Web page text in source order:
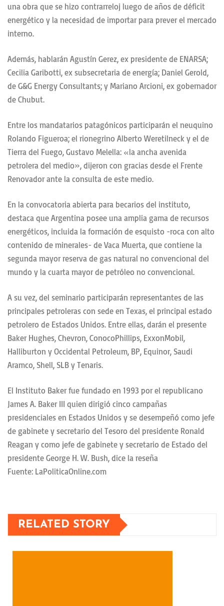
una obra que se hizo contrarreloj luego de años de déficit
energético y la necesidad de importar para prever el mercado
interno.
Además, hablarán Agustín Gerez, ex presidente de ENARSA;
Cecilia Garibotti, ex subsecretaria de energía; Daniel Gerold,
de G&G Energy Consultants; y Mariano Arcioni, ex gobernador
de Chubut.
Entre los mandatarios patagónicos participarán el neuquino
Rolando Figueroa; el rionegrino Alberto Weretilneck y el de
Tierra del Fuego, Gustavo Melella: «la ancha avenida
petrolera del medio», dijeron con gracias desde el Frente
Renovador ante la consulta de este medio.
En la convocatoria abierta para becarios del instituto,
destaca que Argentina posee una amplia gama de recursos
energéticos, incluida la formación de esquisto -roca con alto
contenido de minerales- de Vaca Muerta, que contiene la
segunda mayor reserva de gas natural no convencional del
mundo y la cuarta mayor de petróleo no convencional.
A su vez, del seminario participarán representantes de las
principales petroleras con sede en Texas, el principal estado
petrolero de Estados Unidos. Entre ellas, darán el presente
Baker Hughes, Chevron, ConocoPhillips, ExxonMobil,
Halliburton y Occidental Petroleum, BP, Equinor, Saudi
Aramco, Shell, SLB y Tenaris.
El Instituto Baker fue fundado en 1993 por el republicano
James A. Baker III quien dirigió cinco campañas
presidenciales en Estados Unidos y se desempeñó como jefe
de gabinete y secretario del Tesoro del presidente Ronald
Reagan y como jefe de gabinete y secretario de Estado del
presidente George H. W. Bush, dice la reseña
Fuente: LaPoliticaOnline.com
RELATED STORY